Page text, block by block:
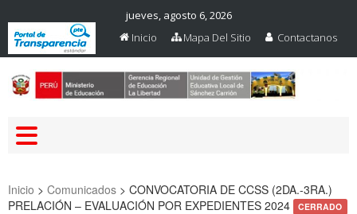
jueves, agosto 6, 2026
Inicio
Mapa Del Sitio Contactanos
Inicio > Comunicados > CONVOCATORIA DE CCSS (2DA.-3RA.)
PRELACIÓN – EVALUACIÓN POR EXPEDIENTES 2024
CERRADO